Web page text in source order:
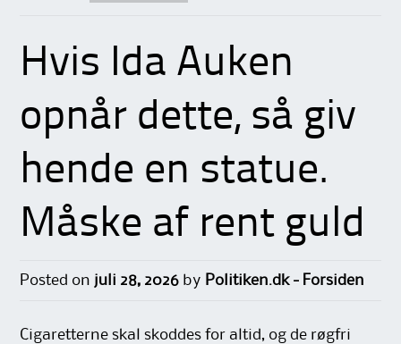
Hvis Ida Auken
opnår dette, så giv
hende en statue.
Måske af rent guld
Posted on juli 28, 2026 by Politiken.dk - Forsiden
Cigaretterne skal skoddes for altid, og de røgfri